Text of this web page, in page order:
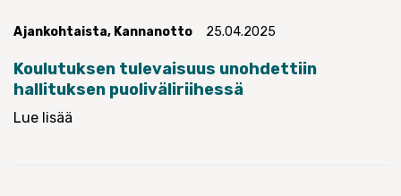
Ajankohtaista, Kannanotto 25.04.2025
Koulutuksen tulevaisuus unohdettiin
hallituksen puoliväliriihessä
Lue lisää